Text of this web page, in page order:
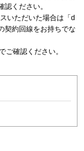
認ください。
いただいた場合は「d
契約回線をお持ちでな
ご確認ください。